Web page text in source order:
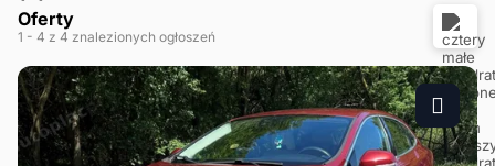
Oferty
1 - 4 z 4 znalezionych ogłoszeń